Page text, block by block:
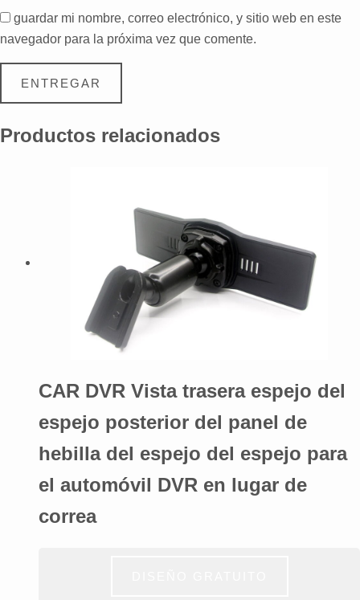
guardar mi nombre, correo electrónico, y sitio web en este
navegador para la próxima vez que comente.
ENTREGAR
Productos relacionados
CAR DVR Vista trasera espejo del
espejo posterior del panel de
hebilla del espejo del espejo para
el automóvil DVR en lugar de
correa